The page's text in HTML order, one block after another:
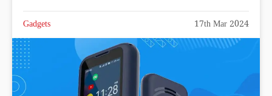
Gadgets 17th Mar 2024